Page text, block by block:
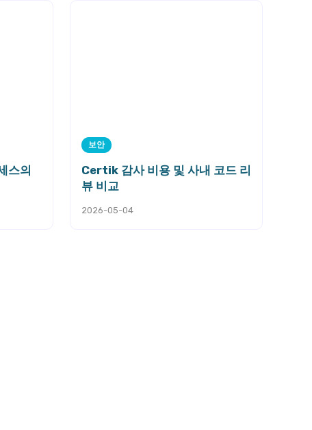
스의
보안
Certik 감사 비용 및 사내 코드 리
뷰 비교
2026-05-04